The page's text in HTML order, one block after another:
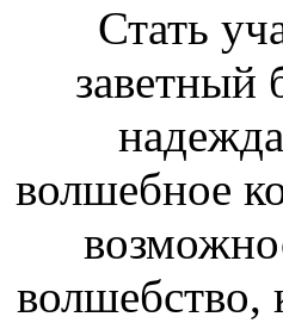
Стать
заветный
волшебное
волшебство,